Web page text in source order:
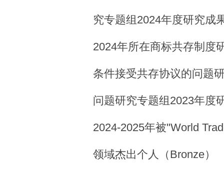
究专题组2024年度研究成
2024年所在商标共存制度
条件接受共存协议的问题
问题研究专题组2023年度
2024-2025年被"World
领域杰出个人（Bronze）